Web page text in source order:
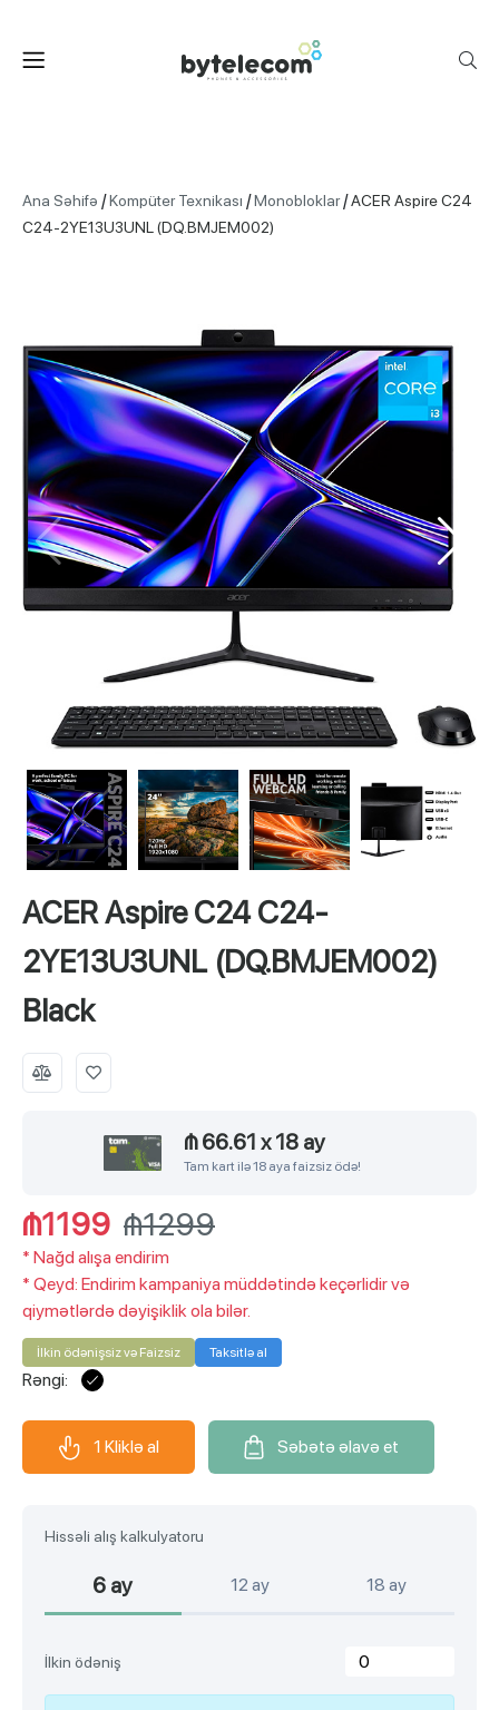
Ana Səhifə /Kompüter Texnikası /Monobloklar/ACER Aspire C24
C24-2YE13U3UNL (DQ.BMJEM002)
ACER Aspire C24 C24-
2YE13U3UNL (DQ.BMJEM002)
Black
₼ 66.61x18 ay
Tam kart ilə 18 aya faizsiz ödə!
₼1199 ₼1299
* Nağd alışa endirim
* Qeyd: Endirim kampaniya müddətində keçərlidir və
qiymətlərdə dəyişiklik ola bilər.
İlkin ödənişsiz və Faizsiz Taksitlə al
Rəngi:
1 Kliklə al Səbətə əlavə et
Hissəli alış kalkulyatoru
6 ay 12 ay 18 ay
İlkin ödəniş